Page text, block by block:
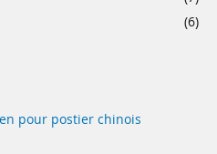
(6)
pour postier chinois